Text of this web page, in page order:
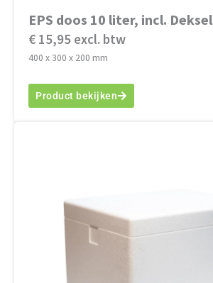
EPS doos 10 liter, incl. Deksel
€ 15,95 excl. btw
400 x 300 x 200 mm
Product bekijken